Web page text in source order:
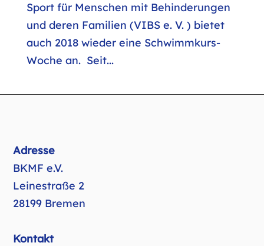
Sport für Menschen mit Behinderungen
und deren Familien (VIBS e. V. ) bietet
auch 2018 wieder eine Schwimmkurs-
Woche an. Seit...
Adresse
BKMF e.V.
Leinestraße 2
28199 Bremen
Kontakt